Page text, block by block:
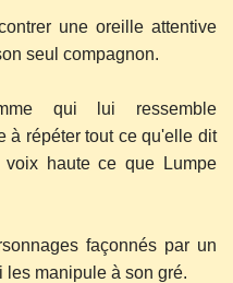
une oreille attentive
seul compagnon.
qui lui ressemble
à répéter tout ce qu'elle dit
haute ce que Lumpe
façonnés par un
les manipule à son gré.